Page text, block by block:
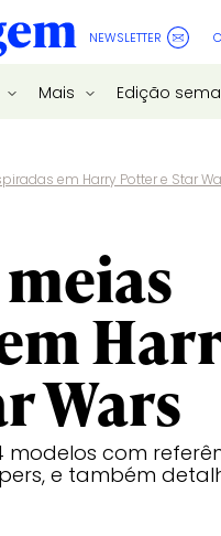
NEWSLETTER
Mais Edição
em Harry Potter e Star
Wars
com
e também